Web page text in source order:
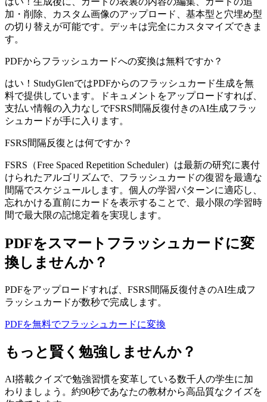
加・削除、カスタム画像のアップロード、基本型と穴埋め型
の切り替えが可能です。デッキは完全にカスタマイズできま
す。
PDFからフラッシュカードへの変換は無料ですか？
はい！StudyGlenではPDFからのフラッシュカード生成を無
料で提供しています。ドキュメントをアップロードすれば、
支払い情報の入力なしでFSRS間隔反復付きのAI生成フラッ
シュカードが手に入ります。
FSRS間隔反復とは何ですか？
FSRS（Free Spaced Repetition Scheduler）は最新の研究に裏付
けられたアルゴリズムで、フラッシュカードの復習を最適な
間隔でスケジュールします。個人の学習パターンに適応し、
忘れかける直前にカードを表示することで、最小限の学習時
間で最大限の記憶定着を実現します。
PDFをスマートフラッシュカードに変
換しませんか？
PDFをアップロードすれば、FSRS間隔反復付きのAI生成フ
ラッシュカードが数秒で完成します。
PDFを無料でフラッシュカードに変換
もっと賢く勉強しませんか？
AI搭載クイズで勉強習慣を変革している数千人の学生に加
わりましょう。約90秒であなたの教材から高品質なクイズを